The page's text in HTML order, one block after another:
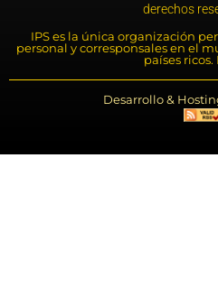
derechos
IPS es la única organización
personal y corresponsales en el
países ricos.
Desarrollo &